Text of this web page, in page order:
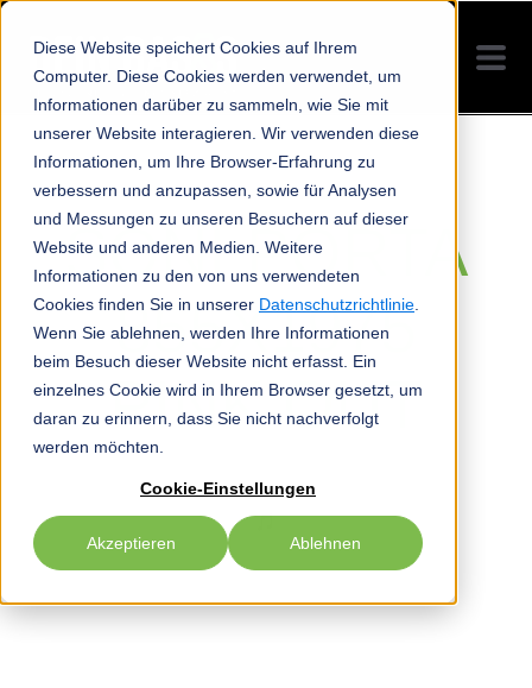
Diese Website speichert Cookies auf Ihrem
Computer. Diese Cookies werden verwendet, um
Informationen darüber zu sammeln, wie Sie mit
unserer Website interagieren. Wir verwenden diese
Informationen, um Ihre Browser-Erfahrung zu
verbessern und anzupassen, sowie für Analysen
und Messungen zu unseren Besuchern auf dieser
Website und anderen Medien. Weitere
Informationen zu den von uns verwendeten
Cookies finden Sie in unserer Datenschutzrichtlinie
Wenn Sie ablehnen, werden Ihre Informationen
beim Besuch dieser Website nicht erfasst. Ein
einzelnes Cookie wird in Ihrem Browser gesetzt, um
daran zu erinnern, dass Sie nicht nachverfolgt
werden möchten.
Cookie-Einstellungen
Akzeptieren Ablehnen
SONI PORTA
855X1975
PINK OUT